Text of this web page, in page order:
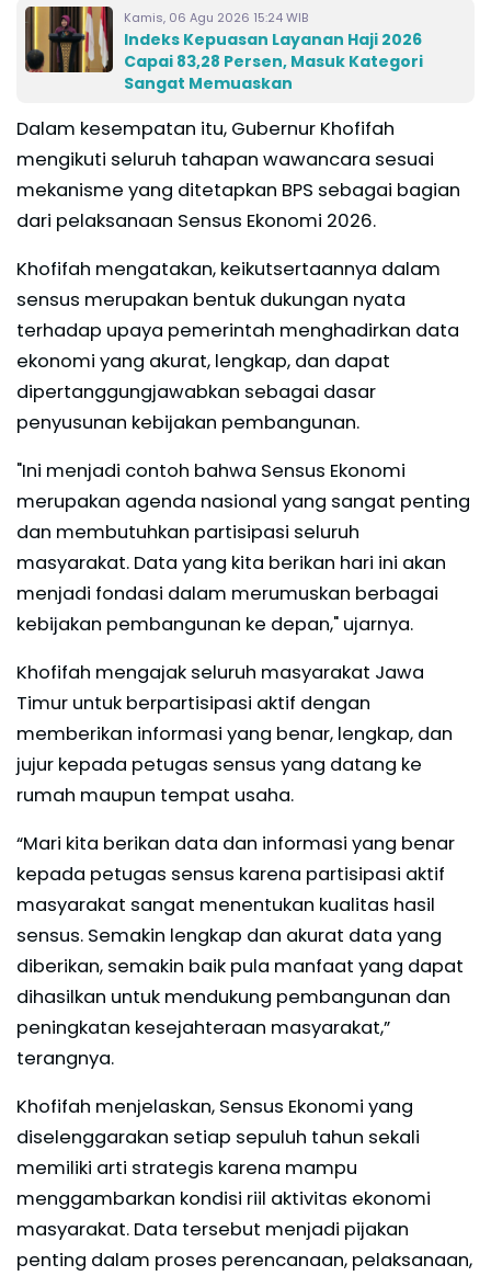
Kamis, 06 Agu 2026 15:24 WIB
Indeks Kepuasan Layanan Haji 2026
Capai 83,28 Persen, Masuk Kategori
Sangat Memuaskan
Dalam kesempatan itu, Gubernur Khofifah
mengikuti seluruh tahapan wawancara sesuai
mekanisme yang ditetapkan BPS sebagai bagian
dari pelaksanaan Sensus Ekonomi 2026.
Khofifah mengatakan, keikutsertaannya dalam
sensus merupakan bentuk dukungan nyata
terhadap upaya pemerintah menghadirkan data
ekonomi yang akurat, lengkap, dan dapat
dipertanggungjawabkan sebagai dasar
penyusunan kebijakan pembangunan.
"Ini menjadi contoh bahwa Sensus Ekonomi
merupakan agenda nasional yang sangat penting
dan membutuhkan partisipasi seluruh
masyarakat. Data yang kita berikan hari ini akan
menjadi fondasi dalam merumuskan berbagai
kebijakan pembangunan ke depan," ujarnya.
Khofifah mengajak seluruh masyarakat Jawa
Timur untuk berpartisipasi aktif dengan
memberikan informasi yang benar, lengkap, dan
jujur kepada petugas sensus yang datang ke
rumah maupun tempat usaha.
“Mari kita berikan data dan informasi yang benar
kepada petugas sensus karena partisipasi aktif
masyarakat sangat menentukan kualitas hasil
sensus. Semakin lengkap dan akurat data yang
diberikan, semakin baik pula manfaat yang dapat
dihasilkan untuk mendukung pembangunan dan
peningkatan kesejahteraan masyarakat,”
terangnya.
Khofifah menjelaskan, Sensus Ekonomi yang
diselenggarakan setiap sepuluh tahun sekali
memiliki arti strategis karena mampu
menggambarkan kondisi riil aktivitas ekonomi
masyarakat. Data tersebut menjadi pijakan
penting dalam proses perencanaan, pelaksanaan,